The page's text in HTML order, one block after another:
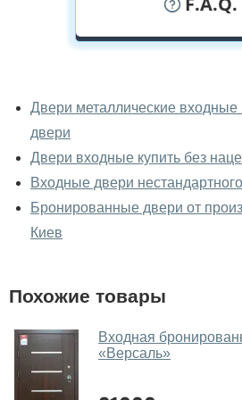
входные
Да, можно посмотреть двери
фирменном салоне-магазине.
У вас большой
Да, у нас большой выбор
входные?
Да. Мы консультируем
через мессенджеры, онлайн чат
в нашем салоне-магазине.
Двери металлические
двери
Двери входные купить без
Входные двери
Бронированные двери от
Киев
Похожие товары
Входная
«Версаль»